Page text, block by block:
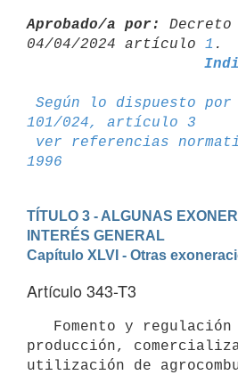
Aprobado/a por:
Decreto
04/04/2024 artículo 1
Según lo dispuesto
101/024, artículo 3
ver referencias
1996
TÍTULO 3 - ALGUNAS
INTERÉS GENERAL
Capítulo XLVI - Otras
Artículo 343-T3
producción,
utilización de